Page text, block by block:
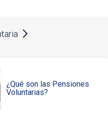
¿Qué son las Pensiones
Voluntarias?